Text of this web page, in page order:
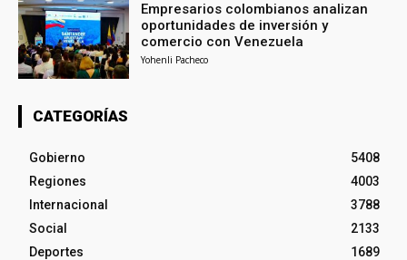
Empresarios colombianos analizan
oportunidades de inversión y
comercio con Venezuela
Yohenli Pacheco
CATEGORÍAS
Gobierno
5408
Regiones
4003
Internacional
3788
Social
2133
Deportes
1689